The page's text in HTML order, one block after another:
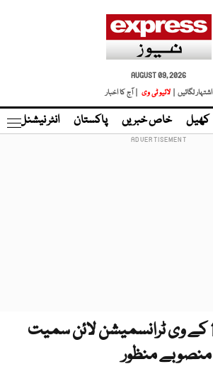
AUGUST 09, 2026
اشتہار لگائیں |
لائیو ٹی وی | آج کا اخبار
کھیل خاص خبریں پاکستان انٹر نیشنل
گوادر کیلیے 132 کے وی ٹرانسمیشن لائن سمیت